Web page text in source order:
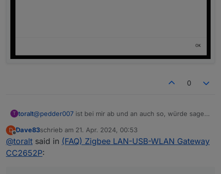
0
T toralt@pedder007 ist bei mir ab und an auch so, würde sagen
zigbee2mqtt, obwohl der adapter im LAN vorhanden ist
und ich auf dessen Oberfläche komme. Dann hilft nur ein
hardreset.
D
Offline
Dave83schrieb am 21. Apr. 2024, 00:53
zuletzt editiert von
@toralt said in (FAQ) Zigbee LAN-USB-WLAN Gateway
CC2652P: